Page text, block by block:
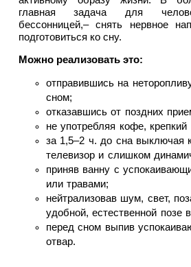
главная задача для
бессонницей,– снять нервное
подготовиться ко сну.
Можно реализовать это:
отправившись на
сном;
отказавшись от поздних
не употребляя кофе,
за 1,5–2 ч. до сна выключая
телевизор и слишком
приняв ванну с
или травами;
нейтрализовав шум, свет,
удобной, естественной позе
перед сном выпив
отвар.